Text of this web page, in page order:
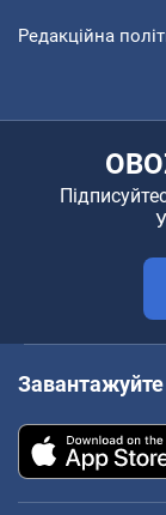
Редакційна